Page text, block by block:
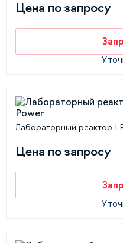
Цена по запросу
Лабораторный реактор
Цена по запросу